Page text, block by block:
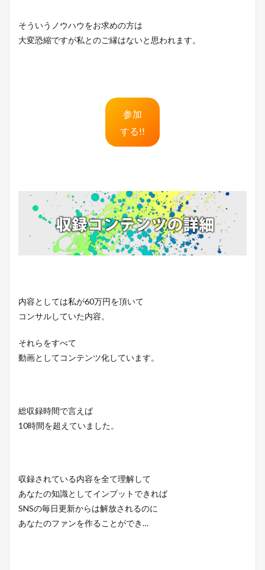
そういうノウハウをお求めの方は
大変恐縮ですが私とのご縁はないと思われます。
参加
する!!
内容としては私が60万円を頂いて
コンサルしていた内容。
それらをすべて
動画としてコンテンツ化しています。
総収録時間で言えば
10時間を超えていました。
収録されている内容を全て理解して
あなたの知識としてインプットできれば
SNSの毎日更新からは解放されるのに
あなたのファンを作ることができ…